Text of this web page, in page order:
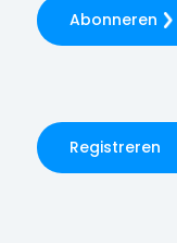
Abonneren
Registreren